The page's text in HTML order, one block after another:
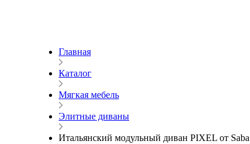
Главная
Каталог
Мягкая мебель
Элитные диваны
Итальянский модульный диван PIXEL от Saba